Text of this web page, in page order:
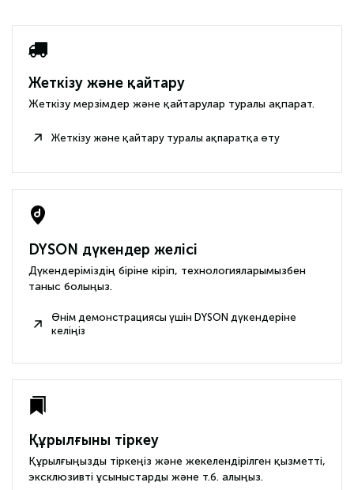
Жеткізу және қайтару
Жеткізу мерзімдер және қайтарулар туралы ақпарат.
Жеткізу және қайтару туралы ақпаратқа өту
DYSON дүкендер желісі
Дүкендеріміздің біріне кіріп, технологияларымызбен
таныс болыңыз.
Өнім демонстрациясы үшін DYSON дүкендеріне
келіңіз
Құрылғыны тіркеу
Құрылғыңызды тіркеңіз және жекелендірілген қызметті,
эксклюзивті ұсыныстарды және т.б. алыңыз.